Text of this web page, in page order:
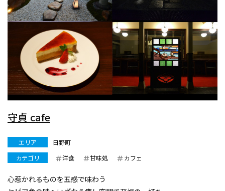
守貞 cafe
エリア
日野町
カテゴリ
洋食 甘味処 カフェ
心惹かれるものを五感で味わう